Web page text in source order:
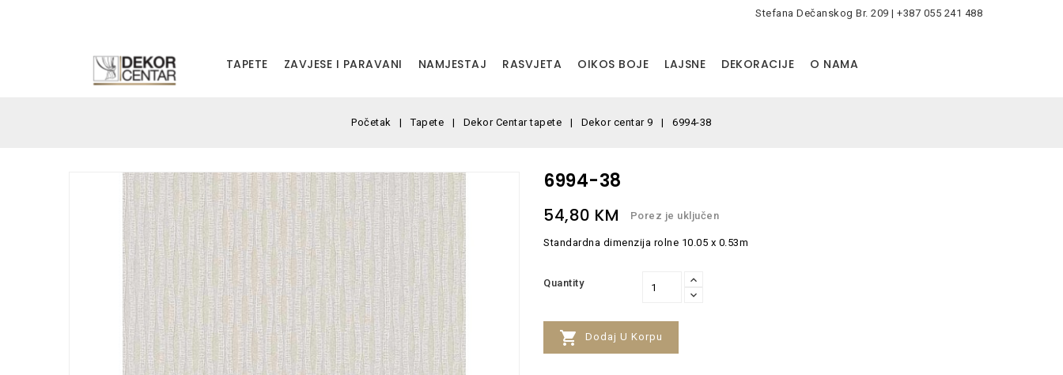
Stefana Dečanskog Br. 209 | +387 055 241 488
TAPETE ZAVJESE I PARAVANI NAMJESTAJ RASVJETA OIKOS BOJE LAJSNE DEKORACIJE O NAMA
Početak Tapete Dekor Centar tapete Dekor centar 9 6994-38
6994-38
54,80 KM Porez je uključen
Standardna dimenzija rolne 10.05 x 0.53m
Quantity
 Dodaj U Korpu